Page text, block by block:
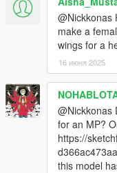
@Nickkonas
make a
wings for a
16 июня 2025
@Nickkonas
for an MP?
https://
this model